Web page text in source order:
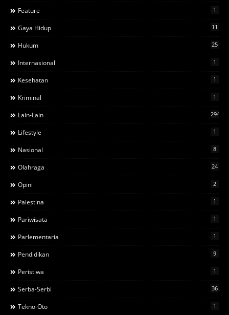
Feature 1
Gaya Hidup 11
Hukum 25
Internasional 1
Kesehatan 1
Kriminal 1
Lain-Lain 294
Lifestyle 1
Nasional 8
Olahraga 24
Opini 2
Palestina 1
Pariwisata 1
Parlementaria 1
Pendidikan 9
Peristiwa 1
Serba-Serbi 36
Tekno-Oto 1